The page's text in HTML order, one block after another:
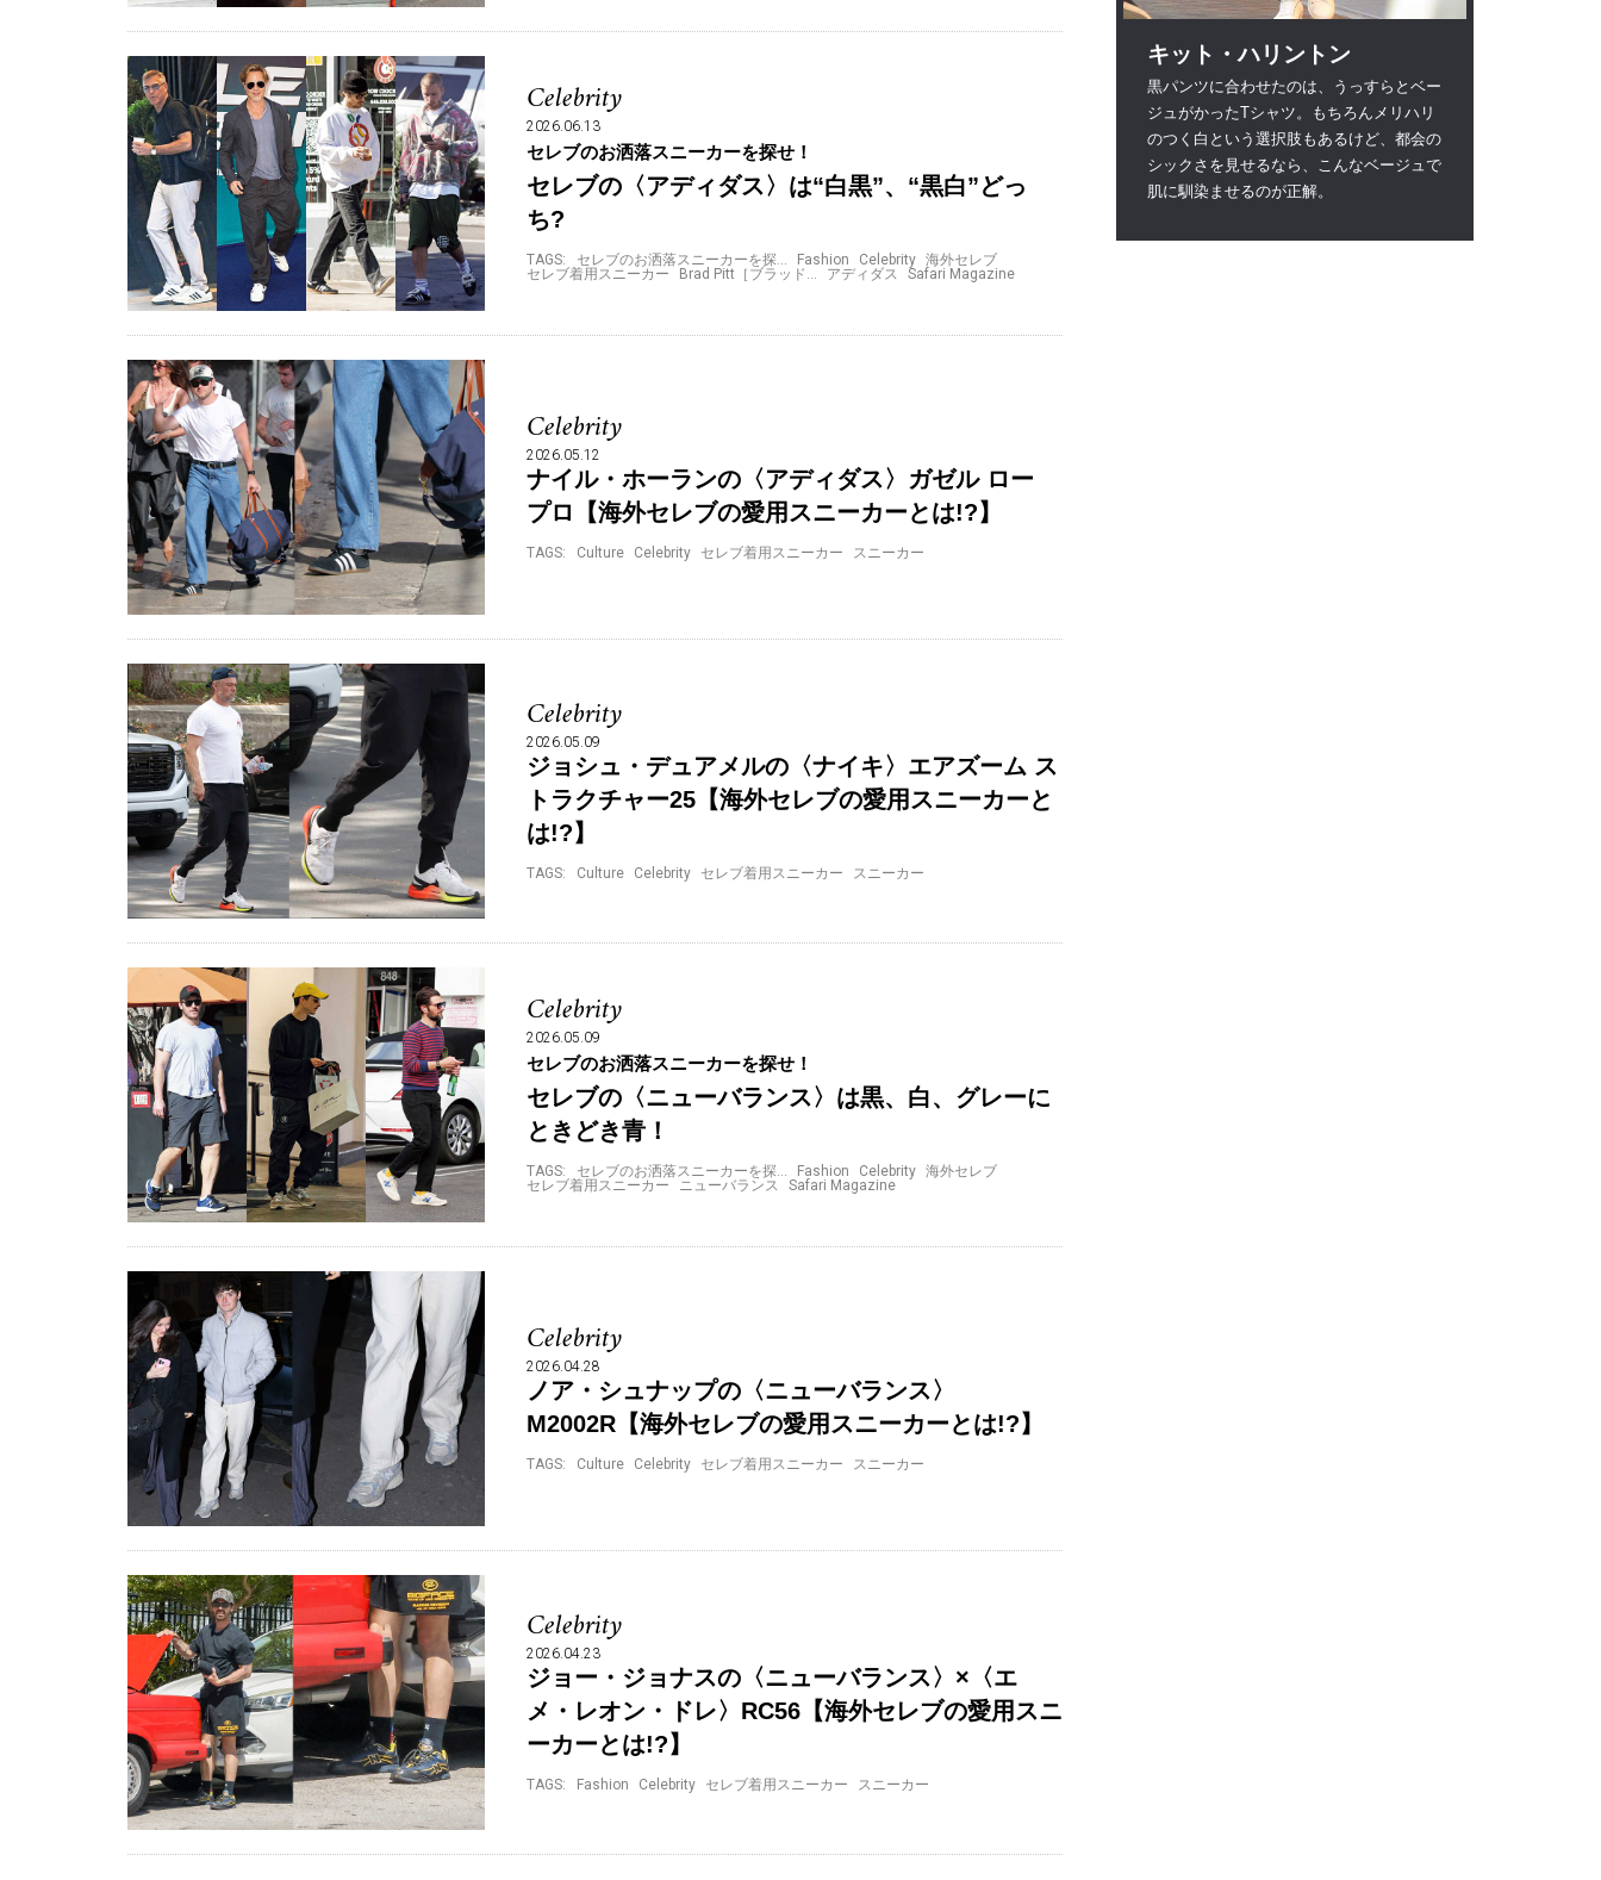
Celebrity
2026.06.13
セレブのお洒落スニーカーを探せ！
セレブの〈アディダス〉は“白黒”、“黒白”どっ
ち?
TAGS: セレブのお洒落スニーカーを探… Fashion Celebrity 海外セレブ
セレブ着用スニーカー
Brad Pitt［ブラッド… アディダス Safari Magazine
Celebrity
2026.05.12
ナイル・ホーランの〈アディダス〉ガゼル ロー
プロ【海外セレブの愛用スニーカーとは!?】
TAGS: Culture Celebrity セレブ着用スニーカー スニーカー
Celebrity
2026.05.09
ジョシュ・デュアメルの〈ナイキ〉エアズーム ス
トラクチャー25【海外セレブの愛用スニーカーと
は!?】
TAGS: Culture Celebrity セレブ着用スニーカー スニーカー
Celebrity
2026.05.09
セレブのお洒落スニーカーを探せ！
セレブの〈ニューバランス〉は黒、白、グレーに
ときどき青！
TAGS: セレブのお洒落スニーカーを探… Fashion Celebrity 海外セレブ
セレブ着用スニーカー
ニューバランス Safari Magazine
Celebrity
2026.04.28
ノア・シュナップの〈ニューバランス〉
M2002R【海外セレブの愛用スニーカーとは!?】
TAGS: Culture Celebrity セレブ着用スニーカー スニーカー
Celebrity
2026.04.23
ジョー・ジョナスの〈ニューバランス〉×〈エ
メ・レオン・ドレ〉RC56【海外セレブの愛用スニ
ーカーとは!?】
TAGS: Fashion Celebrity セレブ着用スニーカー スニーカー
キット・ハリントン
黒パンツに合わせたのは、うっすらとベー
ジュがかったTシャツ。もちろんメリハリ
のつく白という選択肢もあるけど、都会の
シックさを見せるなら、こんなベージュで
肌に馴染ませるのが正解。